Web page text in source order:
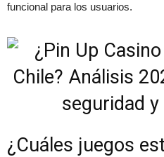
funcional para los usuarios.
¿Cuáles juegos